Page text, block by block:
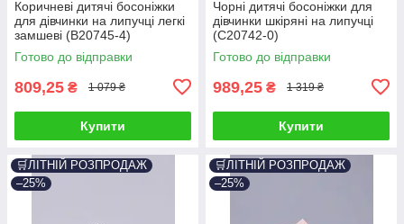
Коричневі дитячі босоніжки
для дівчинки на липучці легкі
замшеві (B20745-4)
Готово до відправки
809,25 ₴ 1 079 ₴
Купити
Чорні дитячі босоніжки для
дівчинки шкіряні на липучці
(C20742-0)
Готово до відправки
989,25 ₴ 1 319 ₴
Купити
🛒ЛІТНІЙ РОЗПРОДАЖ
–25%
🛒ЛІТНІЙ РОЗПРОДАЖ
–25%